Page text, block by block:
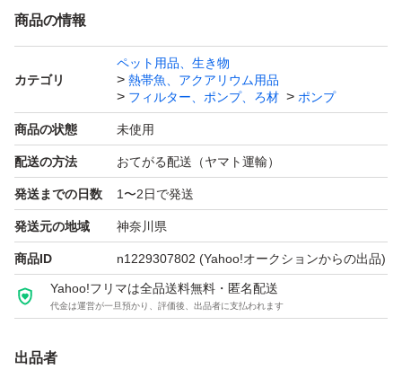
1、2日水に漬けておいてください。 と記載してもブロワ
ても迷惑です。ブロワ知らない方はネットで検索「ブロワ
エアーポンプ」して調べてください。 L型ジョイント添付
ご希望の場合は落札後に要望コメントください。 要望無
い場合は添付しません。
内径4mmのソフトチューブ（エアーホース）で接続可能
です。 サイズは3つ目の画像を参照ください。
エアーコック等、アクア用品いろいろ出品しています。
クーポン使える場合、使うとお得です。ヤフオクは「ゴー
ルドクーポン」。 月による場合ありますが週末（土・
ていない場合ありますので期間・価格など条件の詳細は検
商品の情報
カテゴリ
ペット用品、生き物
熱帯魚、アクアリウム用品
フィルター、ポンプ、ろ材
ポンプ
商品の状態 未使用
配送の方法 おてがる配送（ヤマト運輸）
発送までの日数 1〜2日で発送
発送元の地域 神奈川県
商品ID n1229307802 (Yahoo!オークションからの出品)
Yahoo!フリマは全品送料無料・匿名配送
代金は運営が一旦預かり、評価後、出品者に支払われます
出品者